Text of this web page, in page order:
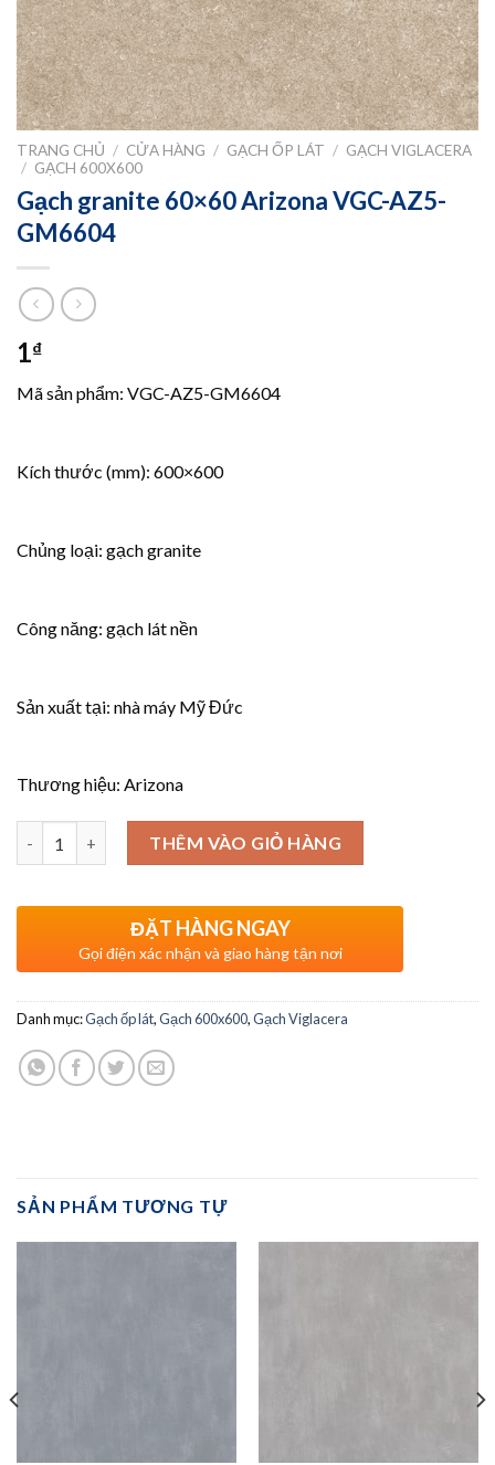
TRANG CHỦ / CỬA HÀNG / GẠCH ỐP LÁT / GẠCH VIGLACERA
/ GẠCH 600X600
Gạch granite 60×60 Arizona VGC-AZ5-
GM6604
1₫
Mã sản phẩm: VGC-AZ5-GM6604
Kích thước (mm): 600×600
Chủng loại: gạch granite
Công năng: gạch lát nền
Sản xuất tại: nhà máy Mỹ Đức
Thương hiệu: Arizona
THÊM VÀO GIỎ HÀNG
ĐẶT HÀNG NGAY
Gọi điện xác nhận và giao hàng tận nơi
Danh mục:Gạch ốp lát,Gạch 600x600,Gạch Viglacera
SẢN PHẨM TƯƠNG TỰ